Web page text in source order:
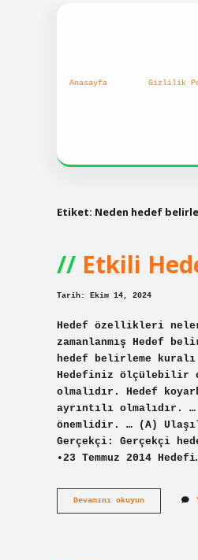
Anasayfa Gizlilik
Etiket: Neden hedef
Etkili
Tarih: Ekim 14, 2024
Hedef özellikleri
zamanlanmış Hedef
hedef belirleme
Hedefiniz ölçülebilir
olmalıdır. Hedef
ayrıntılı olmalıdır.
önemlidir. … (A)
Gerçekçi: Gerçekçi
•23 Temmuz 2014
Devamını okuyunEtkili
Hedef